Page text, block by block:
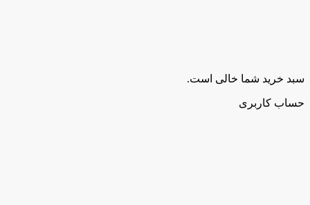
سبد خرید شما خالی است.
حساب کاربری